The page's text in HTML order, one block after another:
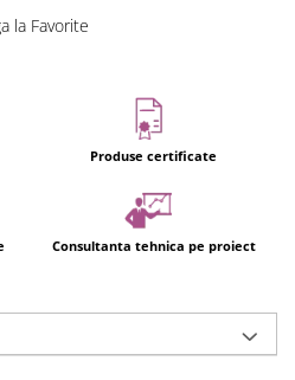
la Favorite
Produse certificate
Consultanta tehnica pe proiect